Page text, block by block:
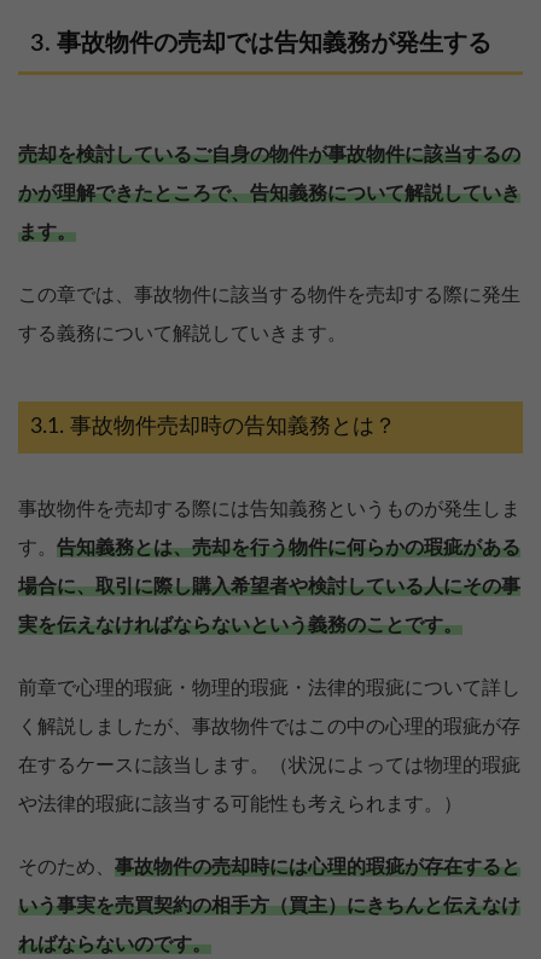
事故物件の売却では告知義務が発生する
売却を検討しているご自身の物件が事故物件に該当するの
かが理解できたところで、告知義務について解説していき
ます。
この章では、事故物件に該当する物件を売却する際に発生
する義務について解説していきます。
事故物件売却時の告知義務とは？
事故物件を売却する際には告知義務というものが発生しま
す。 告知義務とは、売却を行う物件に何らかの瑕疵がある
場合に、取引に際し購入希望者や検討している人にその事
実を伝えなければならないという義務のことです。
前章で心理的瑕疵・物理的瑕疵・法律的瑕疵について詳し
く解説しましたが、事故物件ではこの中の心理的瑕疵が存
在するケースに該当します。（状況によっては物理的瑕疵
や法律的瑕疵に該当する可能性も考えられます。）
そのため、 事故物件の売却時には心理的瑕疵が存在すると
いう事実を売買契約の相手方（買主）にきちんと伝えなけ
ればならないのです。